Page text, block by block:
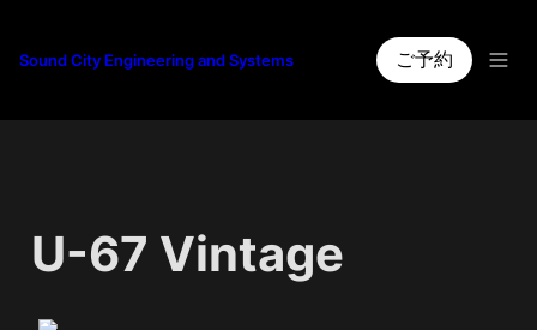
Sound City Engineering and Systems ご予約
U-67 Vintage